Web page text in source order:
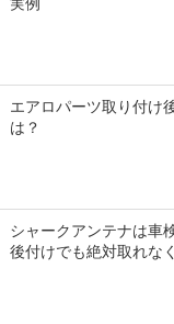
エアロパーツ取り付け
は？
シャークアンテナは車
後付けでも絶対取れな